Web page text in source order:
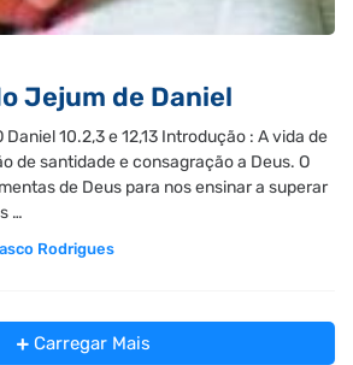
Jejum de Daniel
Daniel 10.2,3 e 12,13 Introdução : A vida de
de santidade e consagração a Deus. O
de Deus para nos ensinar a superar
…
Rodrigues
Carregar Mais